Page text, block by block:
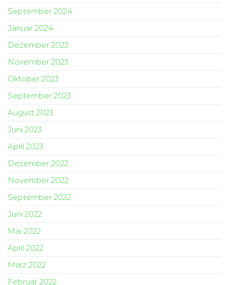
September 2024
Januar 2024
Dezember 2023
November 2023
Oktober 2023
September 2023
August 2023
Juni 2023
April 2023
Dezember 2022
November 2022
September 2022
Juni 2022
Mai 2022
April 2022
März 2022
Februar 2022